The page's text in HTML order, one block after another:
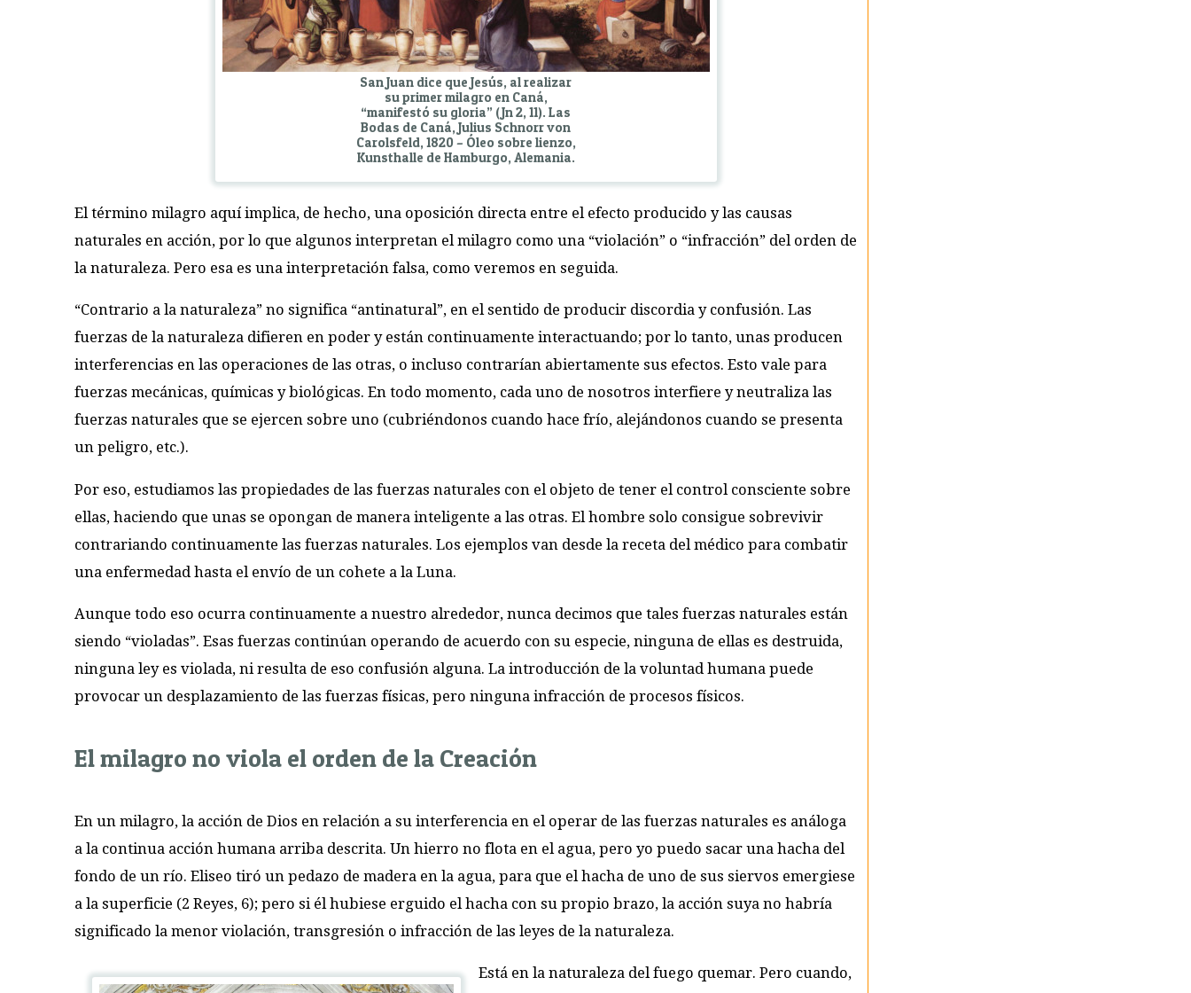
San Juan dice que Jesús, al realizar
su primer milagro en Caná,
“manifestó su gloria” (Jn 2, 11). Las
Bodas de Caná, Julius Schnorr von
Carolsfeld, 1820 – Óleo sobre lienzo,
Kunsthalle de Hamburgo, Alemania.
El término milagro aquí implica, de hecho, una oposición directa entre el efecto producido y las causas
naturales en acción, por lo que algunos interpretan el milagro como una “violación” o “infracción” del orden de
la naturaleza. Pero esa es una interpretación falsa, como veremos en seguida.
“Contrario a la naturaleza” no significa “antinatural”, en el sentido de producir discordia y confusión. Las
fuerzas de la naturaleza difieren en poder y están continuamente interactuando; por lo tanto, unas producen
interferencias en las operaciones de las otras, o incluso contrarían abiertamente sus efectos. Esto vale para
fuerzas mecánicas, químicas y biológicas. En todo momento, cada uno de nosotros interfiere y neutraliza las
fuerzas naturales que se ejercen sobre uno (cubriéndonos cuando hace frío, alejándonos cuando se presenta
un peligro, etc.).
Por eso, estudiamos las propiedades de las fuerzas naturales con el objeto de tener el control consciente sobre
ellas, haciendo que unas se opongan de manera inteligente a las otras. El hombre solo consigue sobrevivir
contrariando continuamente las fuerzas naturales. Los ejemplos van desde la receta del médico para combatir
una enfermedad hasta el envío de un cohete a la Luna.
Aunque todo eso ocurra continuamente a nuestro alrededor, nunca decimos que tales fuerzas naturales están
siendo “violadas”. Esas fuerzas continúan operando de acuerdo con su especie, ninguna de ellas es destruida,
ninguna ley es violada, ni resulta de eso confusión alguna. La introducción de la voluntad humana puede
provocar un desplazamiento de las fuerzas físicas, pero ninguna infracción de procesos físicos.
El milagro no viola el orden de la Creación
En un milagro, la acción de Dios en relación a su interferencia en el operar de las fuerzas naturales es análoga
a la continua acción humana arriba descrita. Un hierro no flota en el agua, pero yo puedo sacar una hacha del
fondo de un río. Eliseo tiró un pedazo de madera en la agua, para que el hacha de uno de sus siervos emergiese
a la superficie (2 Reyes, 6); pero si él hubiese erguido el hacha con su propio brazo, la acción suya no habría
significado la menor violación, transgresión o infracción de las leyes de la naturaleza.
Está en la naturaleza del fuego quemar. Pero cuando,